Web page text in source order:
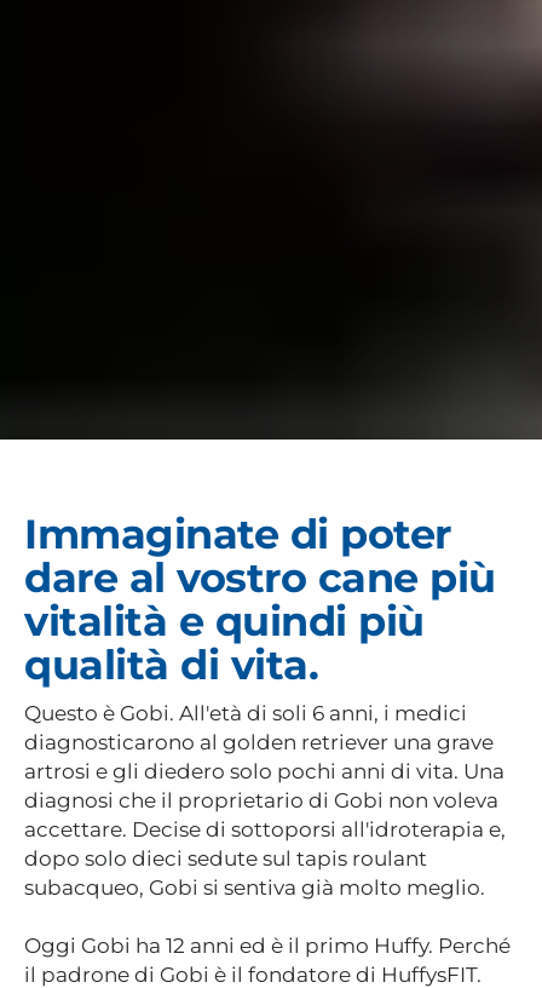
Immaginate di poter
dare al vostro cane più
vitalità e quindi più
qualità di vita.
Questo è Gobi. All'età di soli 6 anni, i medici
diagnosticarono al golden retriever una grave
artrosi e gli diedero solo pochi anni di vita. Una
diagnosi che il proprietario di Gobi non voleva
accettare. Decise di sottoporsi all'idroterapia e,
dopo solo dieci sedute sul tapis roulant
subacqueo, Gobi si sentiva già molto meglio.
Oggi Gobi ha 12 anni ed è il primo Huffy. Perché
il padrone di Gobi è il fondatore di HuffysFIT.